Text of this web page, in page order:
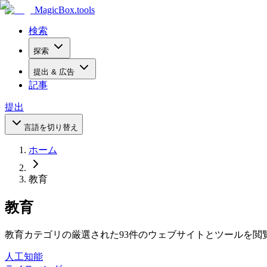
MagicBox.tools
検索
探索
提出 & 広告
記事
提出
言語を切り替え
ホーム
教育
教育
教育カテゴリの厳選された93件のウェブサイトとツールを閲
人工知能